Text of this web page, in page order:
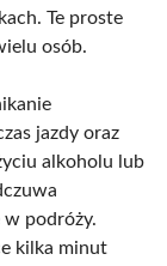
Te proste
osób.
jazdy oraz
alkoholu lub
w podróży.
kilka minut